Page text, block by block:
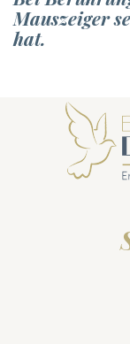
Mauszeiger
hat.